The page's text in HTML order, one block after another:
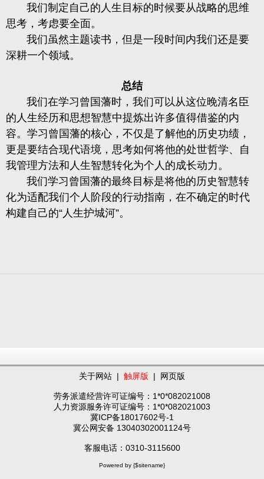
我们制定自己的人生目标的时候要从战略的思维
思考，考虑要全面。
我们虽然主题读书，但是一段时间内我们还是要
深耕一个领域。
总结
我们在学习曾国藩时，我们可以从这位晚清名臣
的人生经历和思想智慧中提炼出许多值得借鉴的内
容。学习曾国藩的核心，不仅是了解他的历史功绩，
更是要结合现代语境，思考如何将他的处世哲学、自
我管理方法和人生智慧转化为个人的成长动力。
我们学习曾国藩的最终目标是将他的历史智慧转
化为适配我们个人阶段的行动指南，在不确定的时代
构建自己的“人生护城河”。
关于网站 | 触屏版 | 网页版
劳务派遣经营许可证编号：1*0*082021008
人力资源服务许可证编号：1*0*082021003
冀ICP备18017602号-1
冀公网安备 13040302001124号
客服电话：0310-3115600
Powered by {$sitename}